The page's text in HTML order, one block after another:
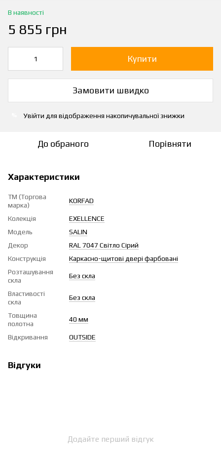
В наявності
5 855 грн
Купити
Замовити швидко
Увійти для відображення накопичувальної знижки
До обраного Порівняти
Характеристики
ТМ (Торгова
марка)
KORFAD
Колекція
EXELLENCE
Модель
SALIN
Декор
RAL 7047 Світло Сірий
Конструкція
Каркасно-щитові двері фарбовані
Розташування
скла
Без скла
Властивості
скла
Без скла
Товщина
полотна
40 мм
Відкривання OUTSIDE
Відгуки
Додайте перший відгук